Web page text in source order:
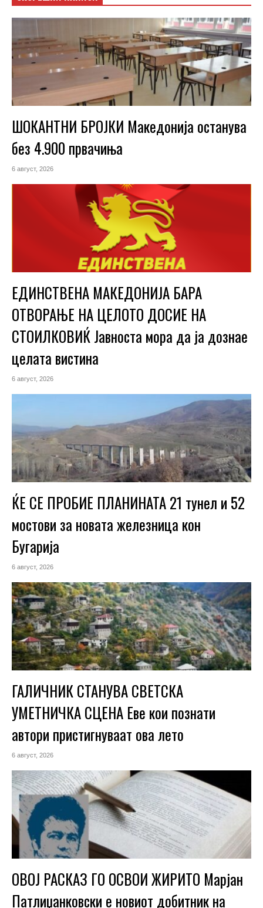
ШОКАНТНИ БРОЈКИ Македонија останува
без 4.900 првачиња
6 август, 2026
ЕДИНСТВЕНА МАКЕДОНИЈА БАРА
ОТВОРАЊЕ НА ЦЕЛОТО ДОСИЕ НА
СТОИЛКОВИЌ Јавноста мора да ја дознае
целата вистина
6 август, 2026
ЌЕ СЕ ПРОБИЕ ПЛАНИНАТА 21 тунел и 52
мостови за новата железница кон
Бугарија
6 август, 2026
ГАЛИЧНИК СТАНУВА СВЕТСКА
УМЕТНИЧКА СЦЕНА Еве кои познати
автори пристигнуваат ова лето
6 август, 2026
ОВОЈ РАСКАЗ ГО ОСВОИ ЖИРИТО Марјан
Патлиџанковски е новиот добитник на